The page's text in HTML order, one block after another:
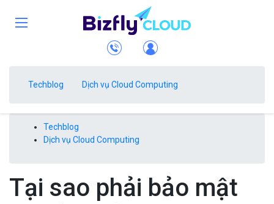
Techblog Dịch vụ Cloud Computing
Techblog
Dịch vụ Cloud Computing
Tại sao phải bảo mật